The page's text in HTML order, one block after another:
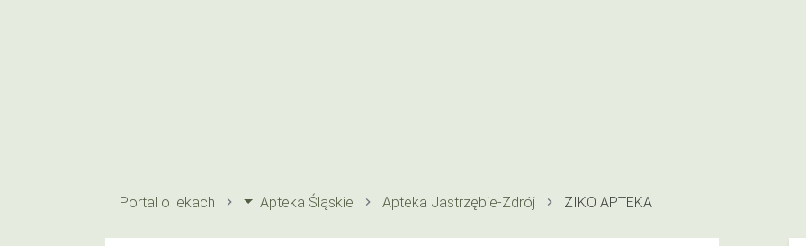
Portal o lekach Apteka Śląskie Apteka Jastrzębie-Zdrój ZIKO APTEKA